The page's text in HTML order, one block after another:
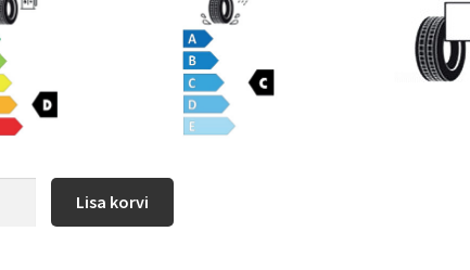
Lisa korvi